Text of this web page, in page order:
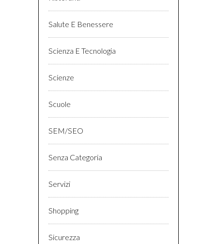
Salute E Benessere
Scienza E Tecnologia
Scienze
Scuole
SEM/SEO
Senza Categoria
Servizi
Shopping
Sicurezza